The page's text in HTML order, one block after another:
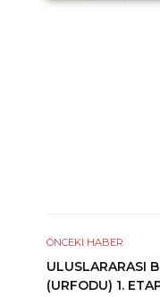
ÖNCEKI HABER
ULUSLARARASI
(URFODU) 1.